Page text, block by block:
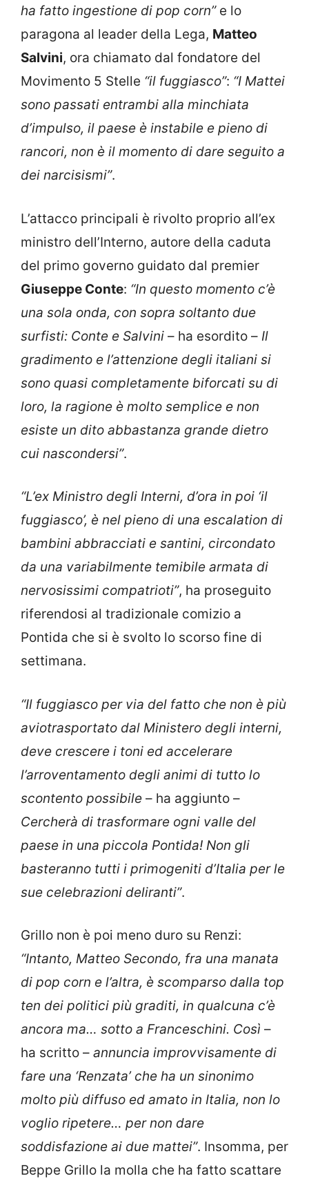
ha fatto ingestione di pop corn”e lo
paragona al leader della Lega, Matteo
Salvini, ora chiamato dal fondatore del
Movimento 5 Stelle “il fuggiasco”: “I Mattei
sono passati entrambi alla minchiata
d’impulso, il paese è instabile e pieno di
rancori, non è il momento di dare seguito a
dei narcisismi”.
L’attacco principali è rivolto proprio all’ex
ministro dell’Interno, autore della caduta
del primo governo guidato dal premier
Giuseppe Conte: “In questo momento c’è
una sola onda, con sopra soltanto due
surfisti: Conte e Salvini – ha esordito – Il
gradimento e l’attenzione degli italiani si
sono quasi completamente biforcati su di
loro, la ragione è molto semplice e non
esiste un dito abbastanza grande dietro
cui nascondersi”.
“L’ex Ministro degli Interni, d’ora in poi ‘il
fuggiasco’, è nel pieno di una escalation di
bambini abbracciati e santini, circondato
da una variabilmente temibile armata di
nervosissimi compatrioti”, ha proseguito
riferendosi al tradizionale comizio a
Pontida che si è svolto lo scorso fine di
settimana.
“Il fuggiasco per via del fatto che non è più
aviotrasportato dal Ministero degli interni,
deve crescere i toni ed accelerare
l’arroventamento degli animi di tutto lo
scontento possibile – ha aggiunto –
Cercherà di trasformare ogni valle del
paese in una piccola Pontida! Non gli
basteranno tutti i primogeniti d’Italia per le
sue celebrazioni deliranti”.
Grillo non è poi meno duro su Renzi:
“Intanto, Matteo Secondo, fra una manata
di pop corn e l’altra, è scomparso dalla top
ten dei politici più graditi, in qualcuna c’è
ancora ma… sotto a Franceschini. Così –
ha scritto – annuncia improvvisamente di
fare una ‘Renzata’ che ha un sinonimo
molto più diffuso ed amato in Italia, non lo
voglio ripetere… per non dare
soddisfazione ai due mattei”. Insomma, per
Beppe Grillo la molla che ha fatto scattare